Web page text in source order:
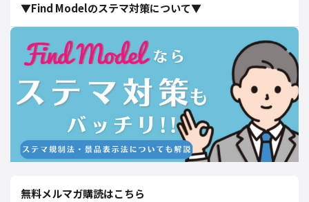
▼Find Modelのステマ対策について▼
無料メルマガ購読はこちら